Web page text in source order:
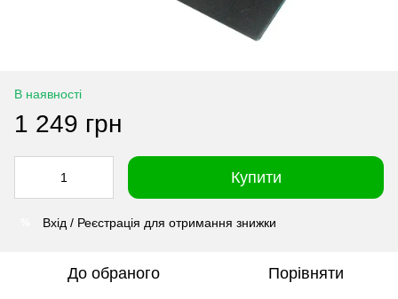
В наявності
1 249 грн
Купити
Вхід / Реєстрація для отримання знижки
До обраного Порівняти